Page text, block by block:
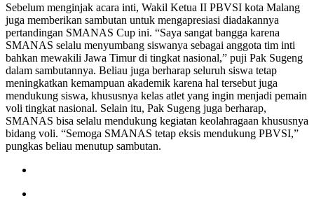
Sebelum menginjak acara inti, Wakil Ketua II PBVSI kota Malang
juga memberikan sambutan untuk mengapresiasi diadakannya
pertandingan SMANAS Cup ini. “Saya sangat bangga karena
SMANAS selalu menyumbang siswanya sebagai anggota tim inti
bahkan mewakili Jawa Timur di tingkat nasional,” puji Pak Sugeng
dalam sambutannya. Beliau juga berharap seluruh siswa tetap
meningkatkan kemampuan akademik karena hal tersebut juga
mendukung siswa, khususnya kelas atlet yang ingin menjadi pemain
voli tingkat nasional. Selain itu, Pak Sugeng juga berharap,
SMANAS bisa selalu mendukung kegiatan keolahragaan khususnya
bidang voli. “Semoga SMANAS tetap eksis mendukung PBVSI,”
pungkas beliau menutup sambutan.